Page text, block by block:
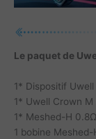
Le paquet de
1* Dispositif
1* Uwell Crown
1* Meshed-H
1 bobine